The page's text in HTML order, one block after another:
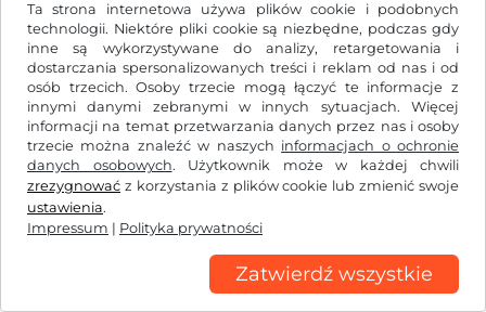
Ta strona internetowa używa plików cookie i podobnych
technologii. Niektóre pliki cookie są niezbędne, podczas gdy
inne są wykorzystywane do analizy, retargetowania i
dostarczania spersonalizowanych treści i reklam od nas i od
osób trzecich. Osoby trzecie mogą łączyć te informacje z
innymi danymi zebranymi w innych sytuacjach. Więcej
informacji na temat przetwarzania danych przez nas i osoby
trzecie można znaleźć w naszych informacjach o ochronie
danych osobowych. Użytkownik może w każdej chwili
zrezygnować z korzystania z plików cookie lub zmienić swoje
ustawienia.
Impressum | Polityka prywatności
Zatwierdź wszystkie
Impressum